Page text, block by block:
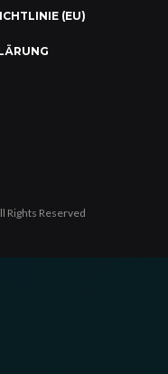
(EU)
Rights Reserved